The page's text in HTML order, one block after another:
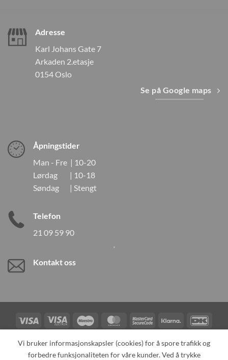
Adresse
Karl Johans Gate 7
Arkaden 2.etasje
0154 Oslo
Se på Google maps
Åpningstider
Man - Fre | 10-20
Lørdag | 10-18
Søndag | Stengt
Telefon
21 09 59 90
Kontakt oss
Visa
Visa
Electron
Maestro MasterCardMasterCard
2
Klarna
Card
TILBAKEKALLINGER KONTAKT OSS OM OSS
Vi bruker informasjonskapsler (cookies) for å spore trafikk og
forbedre funksjonaliteten for våre kunder. Ved å trykke